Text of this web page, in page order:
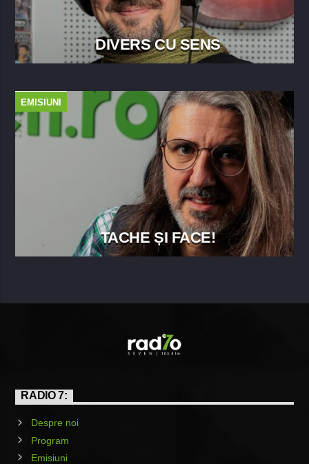
soluțiile sunt căutate împreună.
Dacă te interesează cum arată școala de azi și cum
o putem construi pe cea de mâine, atunci ai un loc
rezervat în fiecare ediție. Microfonul e deschis. Tu
DIVERS CU SENS
EMISIUNI
TACHE ȘI FACE!
RADIO 7:
Despre noi
Program
Emisiuni